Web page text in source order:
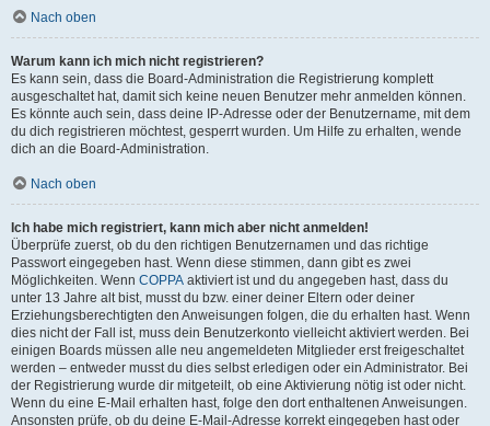
Nach oben
Warum kann ich mich nicht registrieren?
Es kann sein, dass die Board-Administration die Registrierung komplett
ausgeschaltet hat, damit sich keine neuen Benutzer mehr anmelden können.
Es könnte auch sein, dass deine IP-Adresse oder der Benutzername, mit dem
du dich registrieren möchtest, gesperrt wurden. Um Hilfe zu erhalten, wende
dich an die Board-Administration.
Nach oben
Ich habe mich registriert, kann mich aber nicht anmelden!
Überprüfe zuerst, ob du den richtigen Benutzernamen und das richtige
Passwort eingegeben hast. Wenn diese stimmen, dann gibt es zwei
Möglichkeiten. Wenn COPPA aktiviert ist und du angegeben hast, dass du
unter 13 Jahre alt bist, musst du bzw. einer deiner Eltern oder deiner
Erziehungsberechtigten den Anweisungen folgen, die du erhalten hast. Wenn
dies nicht der Fall ist, muss dein Benutzerkonto vielleicht aktiviert werden. Bei
einigen Boards müssen alle neu angemeldeten Mitglieder erst freigeschaltet
werden – entweder musst du dies selbst erledigen oder ein Administrator. Bei
der Registrierung wurde dir mitgeteilt, ob eine Aktivierung nötig ist oder nicht.
Wenn du eine E-Mail erhalten hast, folge den dort enthaltenen Anweisungen.
Ansonsten prüfe, ob du deine E-Mail-Adresse korrekt eingegeben hast oder